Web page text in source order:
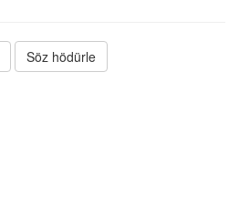
Söz hödürle